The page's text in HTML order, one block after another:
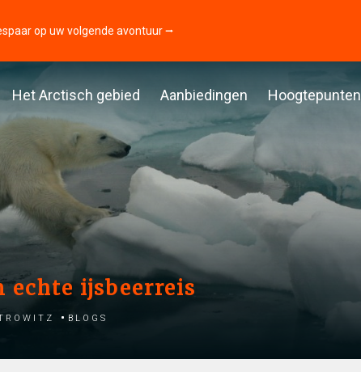
op uw volgende avontuur ⭢
Het Arctisch gebied Aanbiedingen Hoogtepunten
echte ijsbeerreis
Blogs